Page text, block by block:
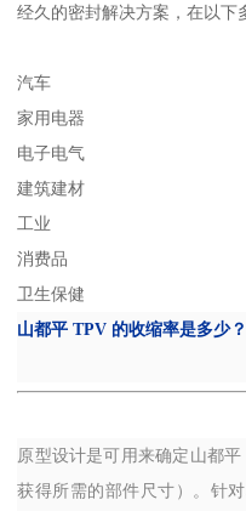
经久的密封解决方案，在以下
汽车
家用电器
电子电气
建筑建材
工业
消费品
卫生保健
山都平 TPV 的收缩率是多少？
原型设计是可用来确定山都平
获得所需的部件尺寸）。针